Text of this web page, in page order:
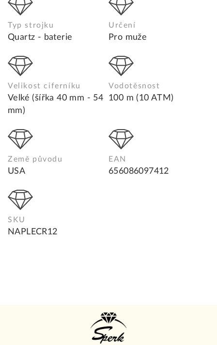
Typ strojku
Quartz - baterie
Určení
Pro muže
Velikost ciferníku
Velké (šířka 40 mm - 54
mm)
Vodotěsnost
100 m (10 ATM)
Země původu
USA
EAN
656086097412
SKU
NAPLECR12